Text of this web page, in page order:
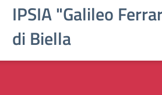
IPSIA "Galileo
di Biella